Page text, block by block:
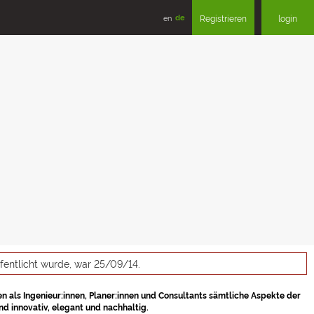
en de Registrieren login
wurde, war 25/09/14.
Ingenieur:innen, Planer:innen und Consultants sämtliche Aspekte der
innovativ, elegant und nachhaltig.